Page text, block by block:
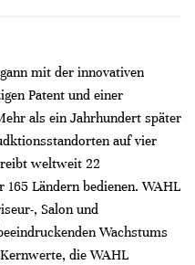
mit der innovativen
Patent und einer
als ein Jahrhundert später
auf vier
weltweit 22
Ländern bedienen. WAHL
, Salon und
Wachstums
die WAHL